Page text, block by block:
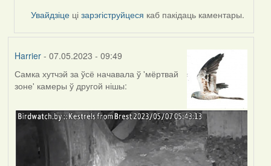
Увайдзіце цізарэгіструйцеся каб пакідаць каментары.
Harrier- 07.05.2023 - 09:49
Самка хутчэй за ўсё начавала ў 'мёртвай
зоне' камеры ў другой нішы: